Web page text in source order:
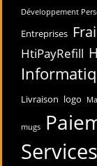
Développement
Entreprises
HtiPayRefill
Livraison logo
mugs
Services